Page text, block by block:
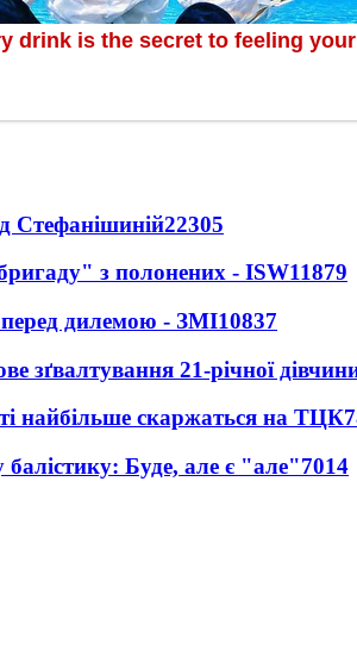
Стефанішиній22305
з полонених - ISW11879
дилемою - ЗМІ10837
зґвалтування 21-річної
найбільше скаржаться на ТЦК
балістику: Буде, але є "але"7014